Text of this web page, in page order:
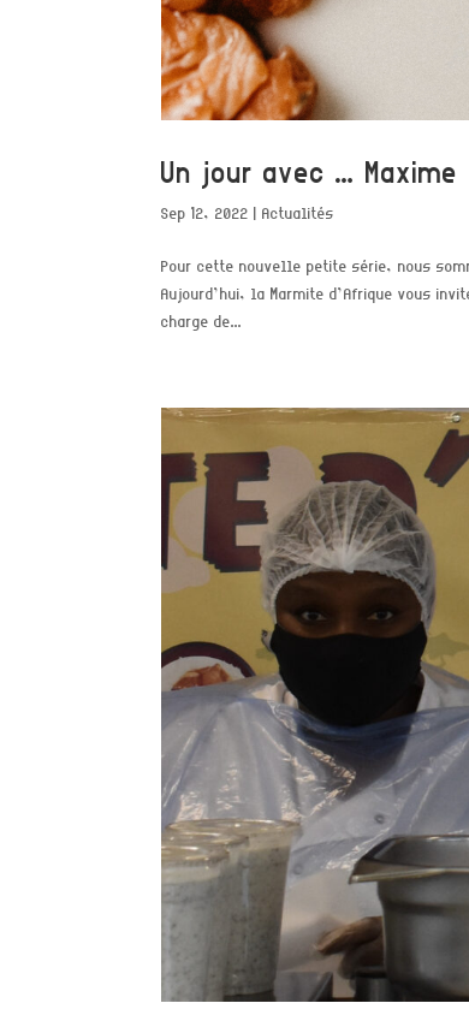
Un jour avec … Maxime
Sep 12, 2022 |Actualités
Pour cette nouvelle petite série, nous
Aujourd’hui, la Marmite d’Afrique vous
charge de...